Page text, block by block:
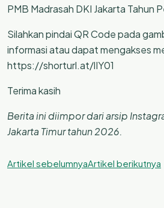
PMB Madrasah DKI Jakarta Tahun
Silahkan pindai QR Code pada
informasi atau dapat mengakses
https://shorturl.at/lIY01
Terima kasih
Berita ini diimpor dari arsip
Jakarta Timur tahun 2026.
Artikel sebelumnyaArtikel berikutnya